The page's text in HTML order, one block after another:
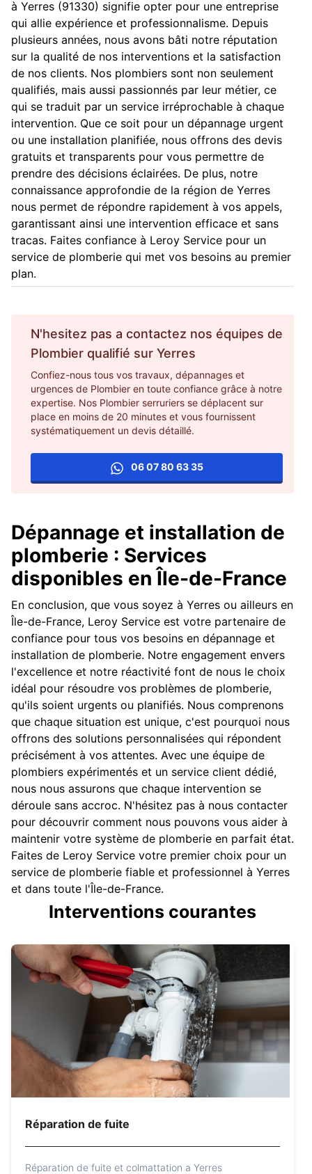
à Yerres (91330) signifie opter pour une entreprise
qui allie expérience et professionnalisme. Depuis
plusieurs années, nous avons bâti notre réputation
sur la qualité de nos interventions et la satisfaction
de nos clients. Nos plombiers sont non seulement
qualifiés, mais aussi passionnés par leur métier, ce
qui se traduit par un service irréprochable à chaque
intervention. Que ce soit pour un dépannage urgent
ou une installation planifiée, nous offrons des devis
gratuits et transparents pour vous permettre de
prendre des décisions éclairées. De plus, notre
connaissance approfondie de la région de Yerres
nous permet de répondre rapidement à vos appels,
garantissant ainsi une intervention efficace et sans
tracas. Faites confiance à Leroy Service pour un
service de plomberie qui met vos besoins au premier
plan.
N'hesitez pas a contactez nos équipes de
Plombier qualifié sur Yerres
Confiez-nous tous vos travaux, dépannages et
urgences de Plombier en toute confiance grâce à notre
expertise. Nos Plombier serruriers se déplacent sur
place en moins de 20 minutes et vous fournissent
systématiquement un devis détaillé.
06 07 80 63 35
Dépannage et installation de
plomberie : Services
disponibles en Île-de-France
En conclusion, que vous soyez à Yerres ou ailleurs en
Île-de-France, Leroy Service est votre partenaire de
confiance pour tous vos besoins en dépannage et
installation de plomberie. Notre engagement envers
l'excellence et notre réactivité font de nous le choix
idéal pour résoudre vos problèmes de plomberie,
qu'ils soient urgents ou planifiés. Nous comprenons
que chaque situation est unique, c'est pourquoi nous
offrons des solutions personnalisées qui répondent
précisément à vos attentes. Avec une équipe de
plombiers expérimentés et un service client dédié,
nous nous assurons que chaque intervention se
déroule sans accroc. N'hésitez pas à nous contacter
pour découvrir comment nous pouvons vous aider à
maintenir votre système de plomberie en parfait état.
Faites de Leroy Service votre premier choix pour un
service de plomberie fiable et professionnel à Yerres
et dans toute l'Île-de-France.
Interventions courantes
Réparation de fuite
Réparation de fuite et colmattation a Yerres